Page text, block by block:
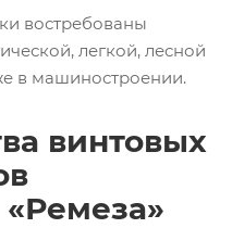
востребованы
легкой, лесной
в машиностроении.
винтовых